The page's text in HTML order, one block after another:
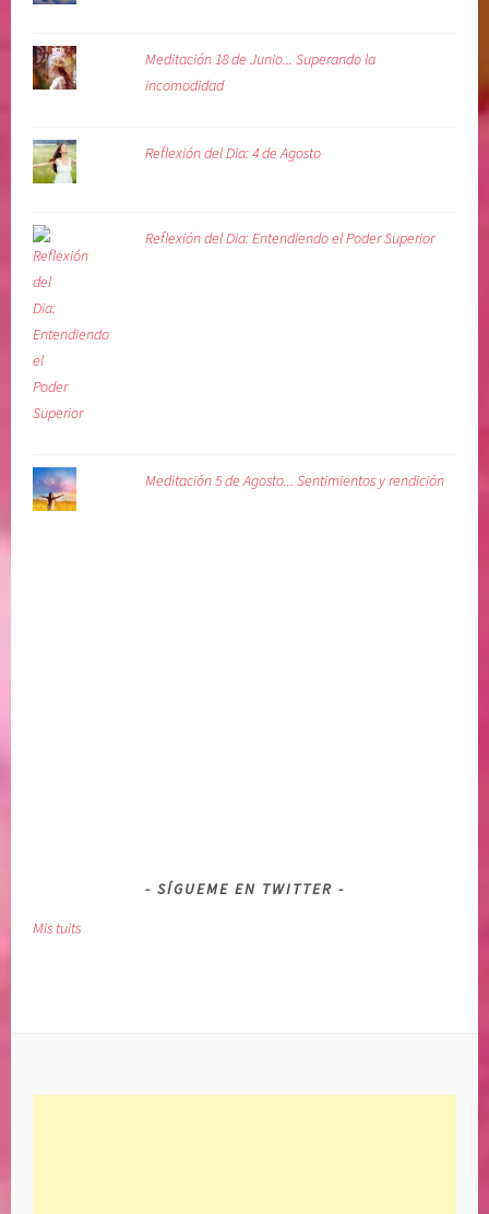
Meditación 18 de Junio... Superando la
incomodidad
Reflexión del Dia: 4 de Agosto
Reflexión del Dia: Entendiendo el Poder Superior
Meditación 5 de Agosto... Sentimientos y rendición
SÍGUEME EN TWITTER
Mis tuits